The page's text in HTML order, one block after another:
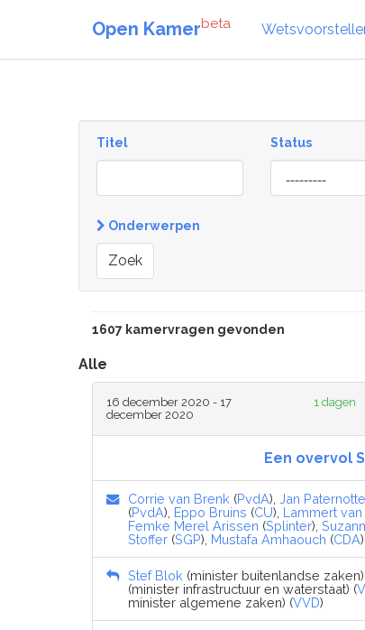
Open Kamerbeta
Titel Status
[invalid
name]
Onderwerpen
Zoek
1607 kamervragen gevonden
Alle
16 december 2020 - 17
december 2020
1 dagen
Een overvol
Corrie van Brenk (PvdA), Jan Paternotte
(PvdA), Eppo Bruins (CU), Lammert van
Femke Merel Arissen (Splinter),
Stoffer (SGP), Mustafa Amhaouch (CDA)
Stef Blok (minister buitenlandse
(minister infrastructuur en waterstaat) (
minister algemene zaken) (VVD)